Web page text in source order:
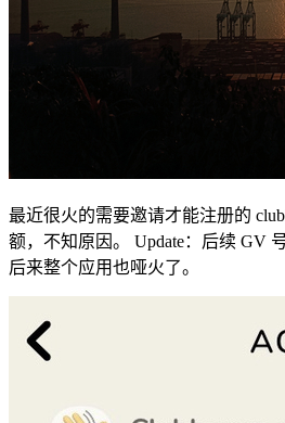
最近很火的需要邀请才能注册的
额，不知原因。 Update：后续 GV
后来整个应用也哑火了。